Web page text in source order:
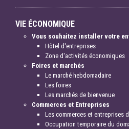
VIE ÉCONOMIQUE
Vous souhaitez installer votre
Hôtel d'entreprises
Zone d'activités économiques
Foires et marchés
Le marché hebdomadaire
Les foires
Les marchés de bienvenue
Commerces et Entreprises
Les commerces et entreprises
Occupation temporaire du